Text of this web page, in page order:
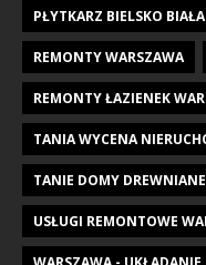
PŁYTKARZ BIELSKO BIAŁA
REMONTY WARSZAWA
REMONTY ŁAZIENEK
TANIA WYCENA
TANIE DOMY DREWNIANE
USŁUGI REMONTOWE